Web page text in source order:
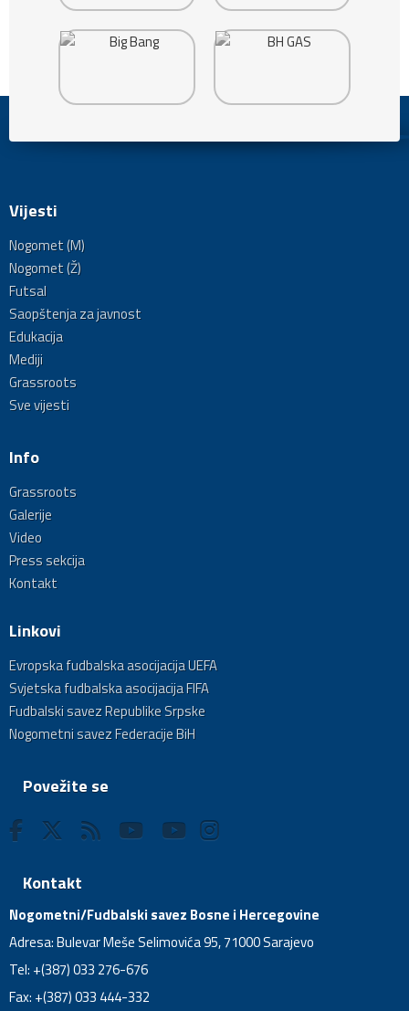
Vijesti
Nogomet (M)
Nogomet (Ž)
Futsal
Saopštenja za javnost
Edukacija
Mediji
Grassroots
Sve vijesti
Info
Grassroots
Galerije
Video
Press sekcija
Kontakt
Linkovi
Evropska fudbalska asocijacija UEFA
Svjetska fudbalska asocijacija FIFA
Fudbalski savez Republike Srpske
Nogometni savez Federacije BiH
Povežite se
Kontakt
Nogometni/Fudbalski savez Bosne i Hercegovine
Adresa: Bulevar Meše Selimovića 95, 71000 Sarajevo
Tel: +(387) 033 276-676
Fax: +(387) 033 444-332